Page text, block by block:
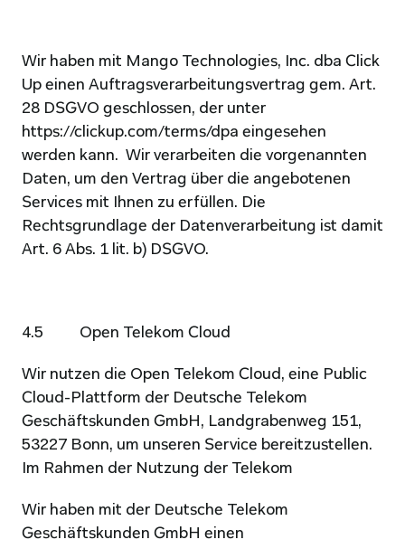
Wir haben mit Mango Technologies, Inc. dba Click
Up einen Auftragsverarbeitungsvertrag gem. Art.
https://clickup.com/terms/dpa eingesehen
werden kann.  Wir verarbeiten die vorgenannten
Daten, um den Vertrag über die angebotenen
Services mit Ihnen zu erfüllen. Die
Rechtsgrundlage der Datenverarbeitung ist damit
Art. 6 Abs. 1 lit. b) DSGVO.
4.5          Open Telekom Cloud
Wir nutzen die Open Telekom Cloud, eine Public
Cloud-Plattform der Deutsche Telekom
Geschäftskunden GmbH, Landgrabenweg 151,
53227 Bonn, um unseren Service bereitzustellen.
Im Rahmen der Nutzung der Telekom
Wir haben mit der Deutsche Telekom
Geschäftskunden GmbH einen